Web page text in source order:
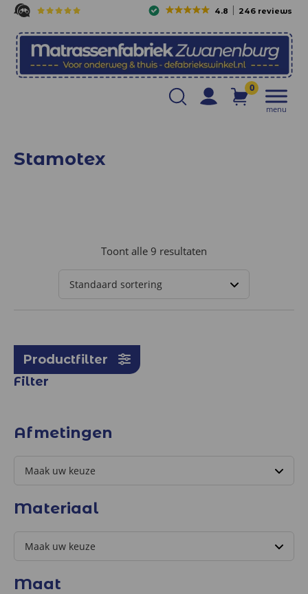
4.8 246 reviews
0
menu
Stamotex
Toont alle 9 resultaten
Productfilter
Filter
Afmetingen
Materiaal
Maat